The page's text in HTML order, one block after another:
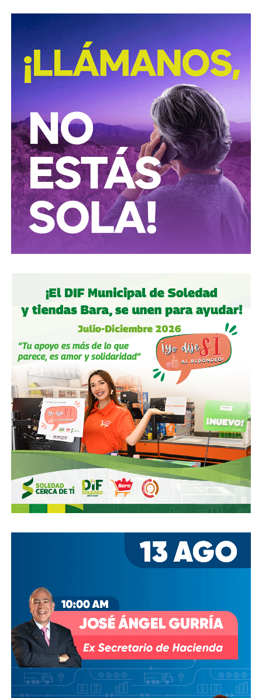
procesamiento ilegal de hidrocarburos.
Según la institución, el desmantelamiento de estos
centros clandestinos representa un golpe a las
estructuras logísticas y financieras dedicadas al mercado
ilícito de combustibles, una actividad que genera pérdidas
millonarias para el Estado y representa riesgos para la
infraestructura energética nacional.
Las autoridades señalaron que las investigaciones
continúan para identificar a las personas responsables de
operar estos inmuebles, así como las posibles redes
criminales relacionadas con el procesamiento y
distribución ilegal de combustibles.
También lee:Tangamanga prevé refuerzo con Guardia Civil
tras dos su1c1d10s